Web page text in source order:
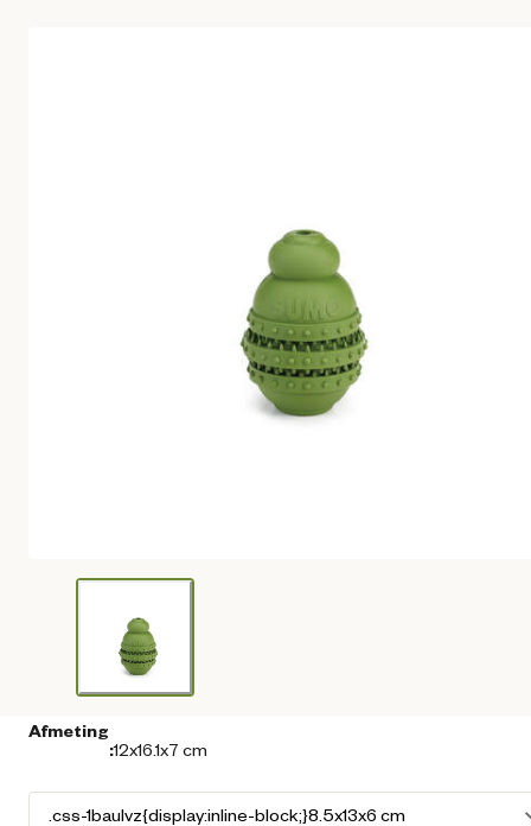
Afmeting
:12x16.1x7 cm